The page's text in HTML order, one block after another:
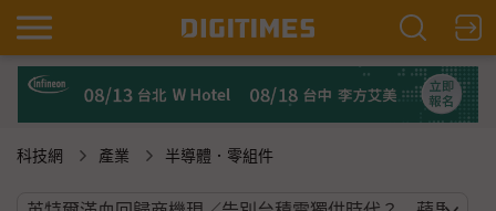
科技網 產業 半導體．零組件